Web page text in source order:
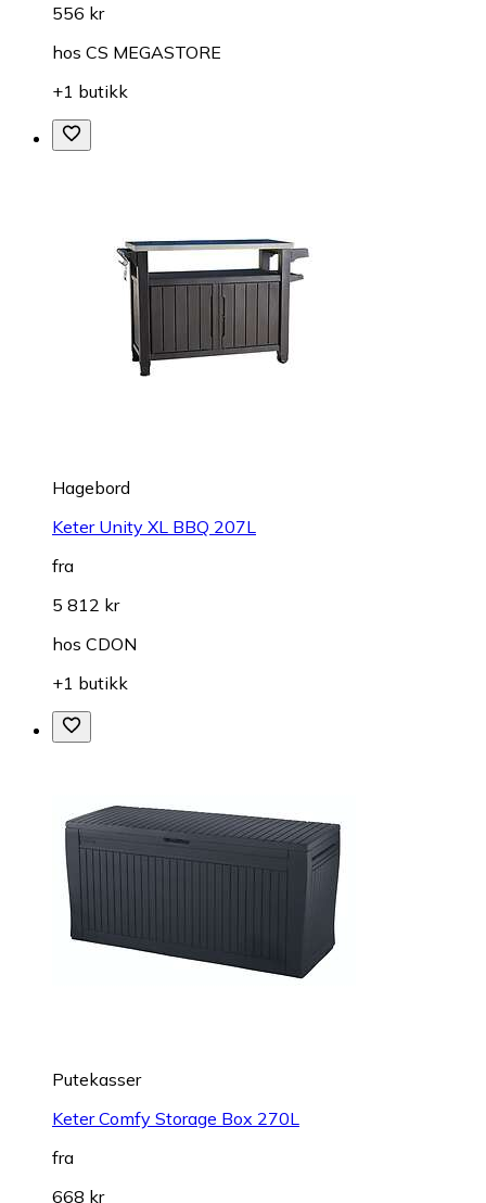
556 kr
hos CS MEGASTORE
+1 butikk
Hagebord
Keter Unity XL BBQ 207L
fra
5 812 kr
hos CDON
+1 butikk
Putekasser
Keter Comfy Storage Box 270L
fra
668 kr